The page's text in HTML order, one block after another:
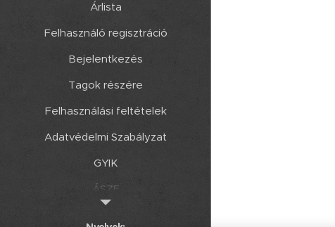
Árlista
Felhasználó regisztráció
Bejelentkezés
Tagok részére
Felhasználási feltételek
Adatvédelmi Szabályzat
GYIK
ÁSZF